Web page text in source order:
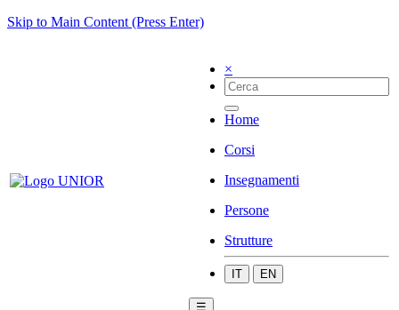
Skip to Main Content (Press Enter)
×
Home
Corsi
Insegnamenti
Persone
Strutture
IT EN
☰